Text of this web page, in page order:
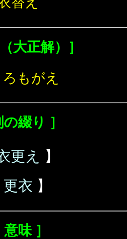
大正解）］
ろもがえ
の綴り ］
更え
】
更衣 】
意味 ］